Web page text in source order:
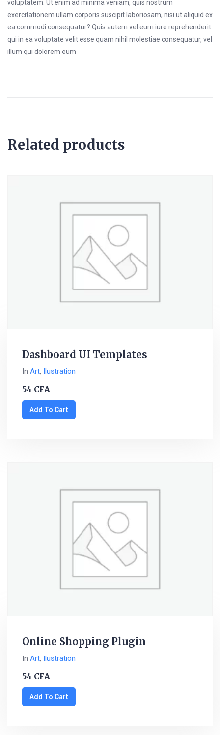
voluptatem. Ut enim ad minima veniam, quis nostrum
exercitationem ullam corporis suscipit laboriosam, nisi ut aliquid ex
ea commodi consequatur? Quis autem vel eum iure reprehenderit
qui in ea voluptate velit esse quam nihil molestiae consequatur, vel
illum qui dolorem eum
Related products
Dashboard UI Templates
In Art, Ilustration
54 CFA
Add To Cart
Online Shopping Plugin
In Art, Ilustration
54 CFA
Add To Cart